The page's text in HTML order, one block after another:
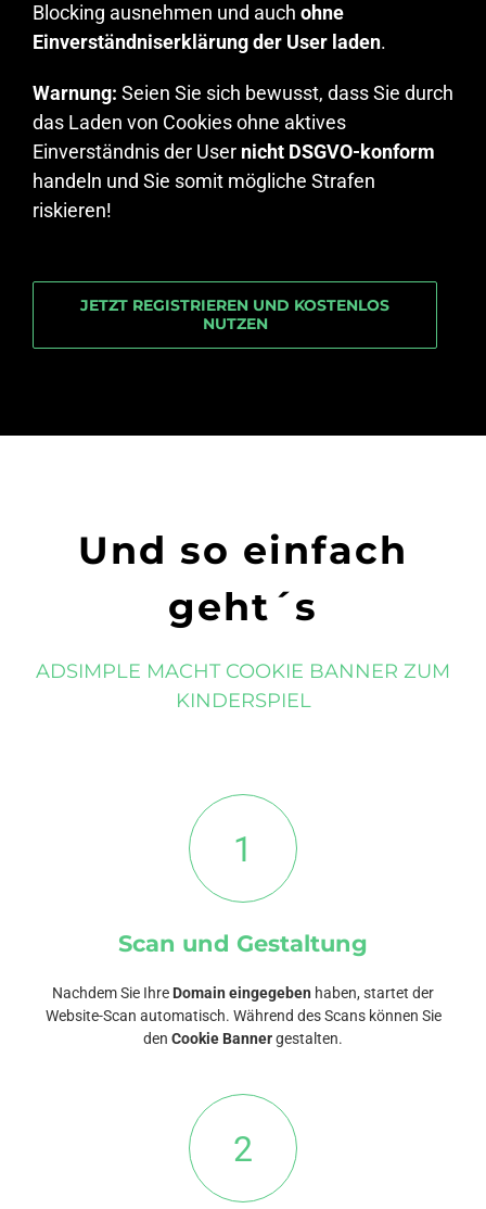
Blocking ausnehmen und auch ohne
Einverständniserklärung der User laden.
Warnung: Seien Sie sich bewusst, dass Sie durch
das Laden von Cookies ohne aktives
Einverständnis der User nicht DSGVO-konform
handeln und Sie somit mögliche Strafen
riskieren!
JETZT REGISTRIEREN UND KOSTENLOS
NUTZEN
Und so einfach
geht´s
ADSIMPLE MACHT COOKIE BANNER ZUM
KINDERSPIEL
1
Scan und Gestaltung
Nachdem Sie Ihre Domain eingegeben haben, startet der
Website-Scan automatisch. Während des Scans können Sie
den Cookie Bannergestalten.
2